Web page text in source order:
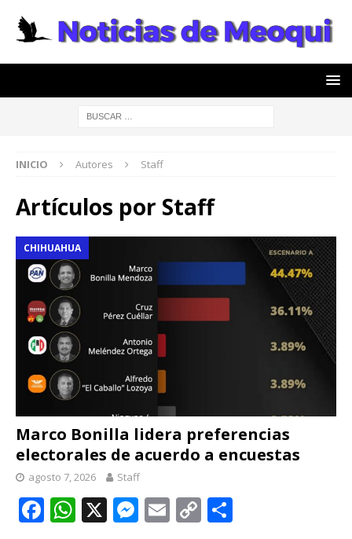
INICIO Autores Staff
Artículos por Staff
CHIHUAHUA
Marco Bonilla lidera preferencias
electorales de acuerdo a encuestas
agosto 7, 2026 Staff
F W X M E C